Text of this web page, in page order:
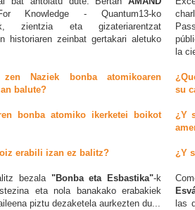
Knowledge - Quantum13-ko
zientzia eta gizateriarentzat
historiaren zeinbat gertakari aletuko
Naziek bonba atomikoaren
balute?
bonba atomiko ikerketei boikot
erabili izan ez balitz?
bezala "Bonba eta Esbastika"-k
eta nola banakako erabakiek
piztu dezaketela aurkezten du...
la
su
¿Y
¿Y
las